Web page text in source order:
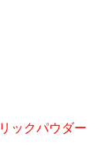
ックパウダー